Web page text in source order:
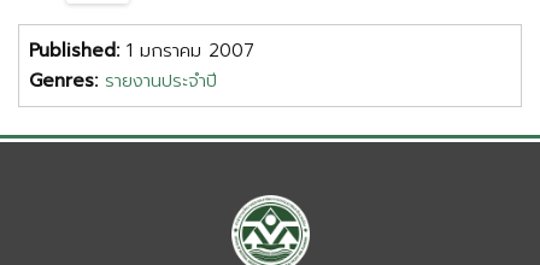
Published: 1 มกราคม 2007
Genres: รายงานประจำปี